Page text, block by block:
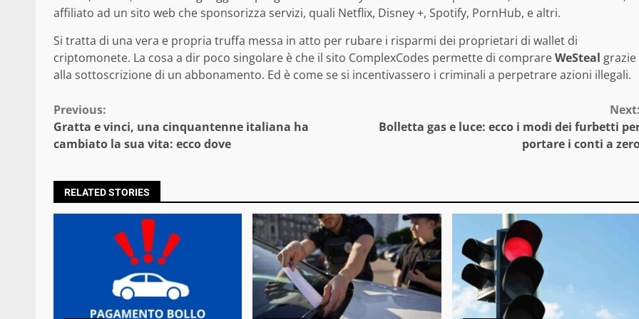
affiliato ad un sito web che sponsorizza servizi, quali Netflix, Disney +, Spotify, PornHub, e altri.
Si tratta di una vera e propria truffa messa in atto per rubare i risparmi dei proprietari di wallet di
criptomonete. La cosa a dir poco singolare è che il sito ComplexCodes permette di comprareWeSteal grazie
alla sottoscrizione di un abbonamento. Ed è come se si incentivassero i criminali a perpetrare azioni illegali.
Continue
Reading
Previous:
Gratta e vinci, una cinquantenne italiana ha
cambiato la sua vita: ecco dove
Next:
Bolletta gas e luce: ecco i modi dei furbetti
portare i conti a
RELATED STORIES